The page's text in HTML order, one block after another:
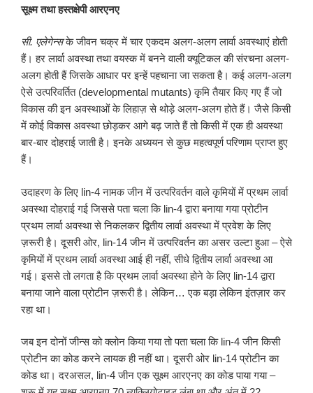
सूक्ष्म तथा हस्तक्षेपी आरएनए
सी. एलेगेन्सके जीवन चक्र में चार एकदम अलग-अलग लार्वा अवस्थाएं होती
हैं। हर लार्वा अवस्था तथा वयस्क में बनने वाली क्यूटिकल की संरचना अलग-
अलग होती हैं जिसके आधार पर इन्हें पहचाना जा सकता है। कई अलग-अलग
ऐसे उत्परिवर्तित (developmental mutants) कृमि तैयार किए गए हैं जो
विकास की इन अवस्थाओं के लिहाज़ से थोड़े अलग-अलग होते हैं। जैसे किसी
में कोई विकास अवस्था छोड़कर आगे बढ़ जाते हैं तो किसी में एक ही अवस्था
बार-बार दोहराई जाती है। इनके अध्ययन से कुछ महत्वपूर्ण परिणाम प्राप्त हुए
हैं।
उदाहरण के लिए lin-4 नामक जीन में उत्परिवर्तन वाले कृमियों में प्रथम लार्वा
अवस्था दोहराई गई जिससे पता चला कि lin-4 द्वारा बनाया गया प्रोटीन
प्रथम लार्वा अवस्था से निकलकर द्वितीय लार्वा अवस्था में प्रवेश के लिए
ज़रूरी है। दूसरी ओर, lin-14 जीन में उत्परिवर्तन का असर उल्टा हुआ – ऐसे
कृमियों में प्रथम लार्वा अवस्था आई ही नहीं, सीधे द्वितीय लार्वा अवस्था आ
गई। इससे तो लगता है कि प्रथम लार्वा अवस्था होने के लिए lin-14 द्वारा
बनाया जाने वाला प्रोटीन ज़रूरी है। लेकिन… एक बड़ा लेकिन इंतज़ार कर
रहा था।
जब इन दोनों जीन्स को क्लोन किया गया तो पता चला कि lin-4 जीन किसी
प्रोटीन का कोड करने लायक ही नहीं था। दूसरी ओर lin-14 प्रोटीन का
कोड था। दरअसल, lin-4 जीन एक सूक्ष्म आरएनए का कोड पाया गया –